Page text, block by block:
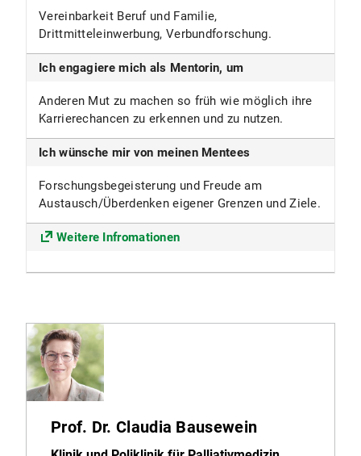
Vereinbarkeit Beruf und Familie,
Drittmitteleinwerbung, Verbundforschung.
Ich engagiere mich als Mentorin, um
Anderen Mut zu machen so früh wie möglich ihre
Karrierechancen zu erkennen und zu nutzen.
Ich wünsche mir von meinen Mentees
Forschungsbegeisterung und Freude am
Austausch/Überdenken eigener Grenzen und Ziele.
Weitere Infromationen
Prof. Dr. Claudia Bausewein